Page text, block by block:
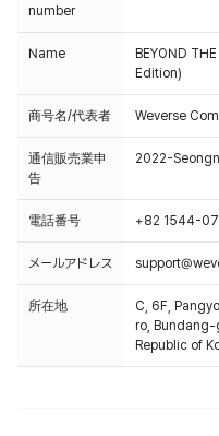
number
Name
BEYOND
Edition)
商号名/代表者 Weverse
通信販売業申
告
2022-
電話番号 +82 1544-
メールアドレス
所在地
C, 6F,
ro,
Republic of